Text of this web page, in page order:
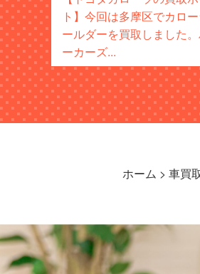
ト】今回は多摩区でカロ
ールダーを買取しました
ーカーズ...
ホーム > 車買